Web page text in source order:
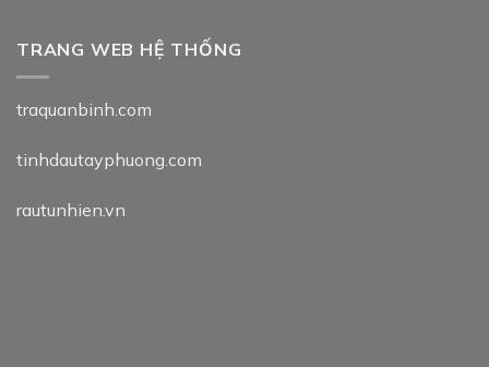
TRANG WEB HỆ THỐNG
traquanbinh.com
tinhdautayphuong.com
rautunhien.vn